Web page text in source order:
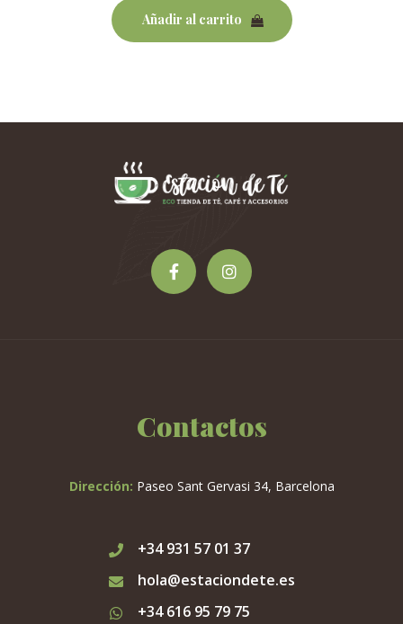
Añadir al carrito
Contactos
Dirección: Paseo Sant Gervasi 34, Barcelona
+34 931 57 01 37
hola@estaciondete.es
+34 616 95 79 75